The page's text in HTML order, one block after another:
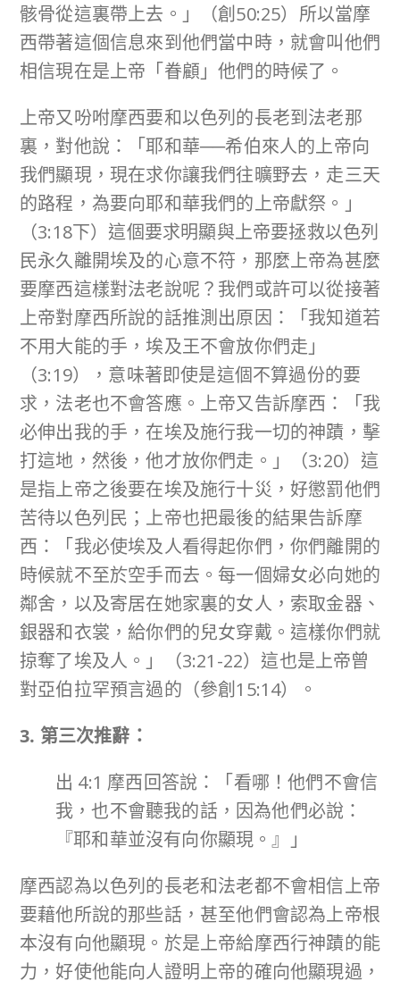
骸骨從這裏帶上去。」（創50:25）所以當摩
西帶著這個信息來到他們當中時，就會叫他們
相信現在是上帝「眷顧」他們的時候了。
上帝又吩咐摩西要和以色列的長老到法老那
裏，對他說：「耶和華──希伯來人的上帝向
我們顯現，現在求你讓我們往曠野去，走三天
的路程，為要向耶和華我們的上帝獻祭。」
（3:18下）這個要求明顯與上帝要拯救以色列
民永久離開埃及的心意不符，那麼上帝為甚麼
要摩西這樣對法老說呢？我們或許可以從接著
上帝對摩西所說的話推測出原因：「我知道若
不用大能的手，埃及王不會放你們走」
（3:19），意味著即使是這個不算過份的要
求，法老也不會答應。上帝又告訴摩西：「我
必伸出我的手，在埃及施行我一切的神蹟，擊
打這地，然後，他才放你們走。」（3:20）這
是指上帝之後要在埃及施行十災，好懲罰他們
苦待以色列民；上帝也把最後的結果告訴摩
西：「我必使埃及人看得起你們，你們離開的
時候就不至於空手而去。每一個婦女必向她的
鄰舍，以及寄居在她家裏的女人，索取金器、
銀器和衣裳，給你們的兒女穿戴。這樣你們就
掠奪了埃及人。」（3:21-22）這也是上帝曾
對亞伯拉罕預言過的（參創15:14）。
3. 第三次推辭：
出 4:1 摩西回答說：「看哪！他們不會信
我，也不會聽我的話，因為他們必說：
『耶和華並沒有向你顯現。』」
摩西認為以色列的長老和法老都不會相信上帝
要藉他所說的那些話，甚至他們會認為上帝根
本沒有向他顯現。於是上帝給摩西行神蹟的能
力，好使他能向人證明上帝的確向他顯現過，